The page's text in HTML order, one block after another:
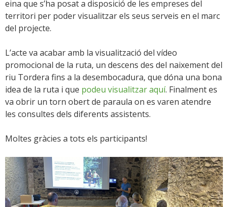
eina que s’ha posat a disposició de les empreses del
territori per poder visualitzar els seus serveis en el marc
del projecte.
L’acte va acabar amb la visualització del vídeo
promocional de la ruta, un descens des del naixement del
riu Tordera fins a la desembocadura, que dóna una bona
idea de la ruta i que podeu visualitzar aquí. Finalment es
va obrir un torn obert de paraula on es varen atendre
les consultes dels diferents assistents.
Moltes gràcies a tots els participants!